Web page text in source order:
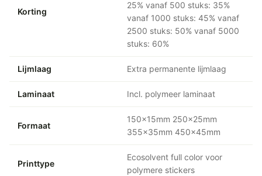
Korting
25% vanaf 500 stuks: 35%
vanaf 1000 stuks: 45% vanaf
2500 stuks: 50% vanaf 5000
stuks: 60%
Lijmlaag Extra permanente lijmlaag
Laminaat Incl. polymeer laminaat
Formaat
150x15mm 250x25mm
355x35mm 450x45mm
Printtype
Ecosolvent full color voor
polymere stickers